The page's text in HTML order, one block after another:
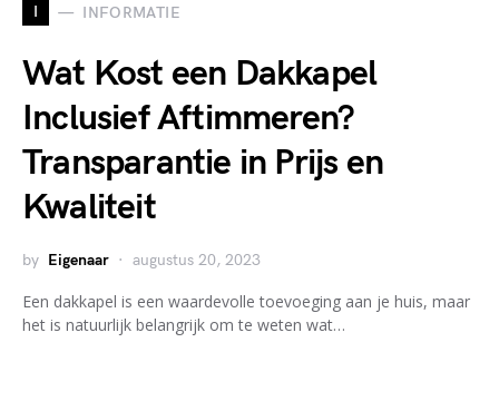
I INFORMATIE
Wat Kost een Dakkapel
Inclusief Aftimmeren?
Transparantie in Prijs en
Kwaliteit
by Eigenaar augustus 20, 2023
Een dakkapel is een waardevolle toevoeging aan je huis, maar
het is natuurlijk belangrijk om te weten wat…